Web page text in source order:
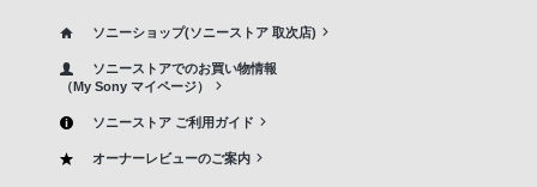
ソニーショップ(ソニーストア 取次店)
ソニーストアでのお買い物情報
（My Sony マイページ）
ソニーストア ご利用ガイド
オーナーレビューのご案内